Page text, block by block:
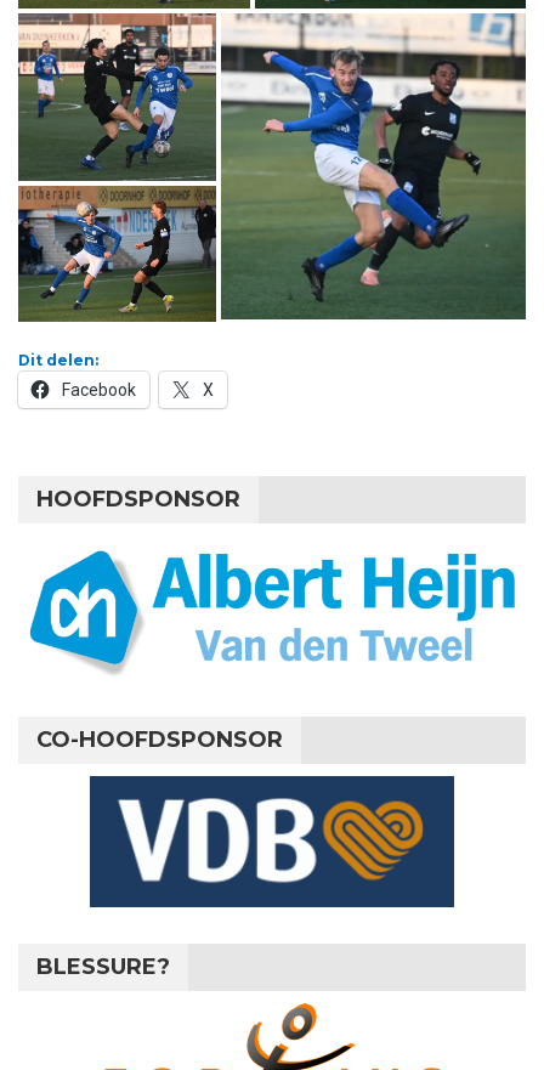
Dit delen:
Facebook X
HOOFDSPONSOR
CO-HOOFDSPONSOR
BLESSURE?